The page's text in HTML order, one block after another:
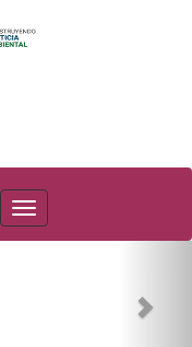
PAOT